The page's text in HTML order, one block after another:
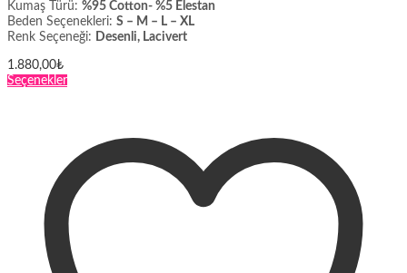
Kumaş Türü: %95 Cotton- %5 Elestan
Beden Seçenekleri: S – M – L – XL
Renk Seçeneği: Desenli, Lacivert
1.880,00₺
SeçeneklerBu
varyasyonu
var.
Seçenekler
ürün
sayfasından
seçilebilir